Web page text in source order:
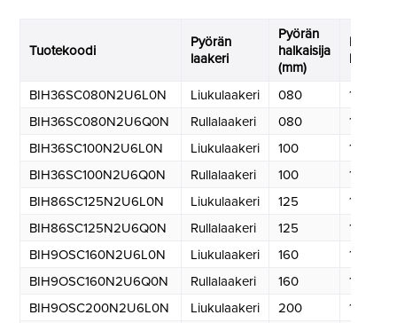
Tuotekoodi
Pyörän
laakeri
Pyörän
halkaisija
(mm)
koko
BIH36SC080N2U6L0N
Liukulaakeri 080
13
BIH36SC080N2U6Q0N
Rullalaakeri 080
13
BIH36SC100N2U6L0N
Liukulaakeri 100
13
BIH36SC100N2U6Q0N
Rullalaakeri 100
13
BIH86SC125N2U6L0N
Liukulaakeri 125
13
BIH86SC125N2U6Q0N
Rullalaakeri 125
13
BIH9OSC160N2U6L0N
Liukulaakeri 160
13
BIH9OSC160N2U6Q0N
Rullalaakeri 160
13
BIH9OSC200N2U6L0N
Liukulaakeri 200
13